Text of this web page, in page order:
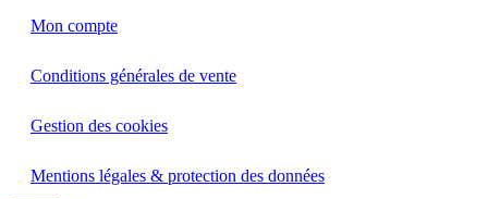
Mon compte
Conditions générales de vente
Gestion des cookies
Mentions légales & protection des données